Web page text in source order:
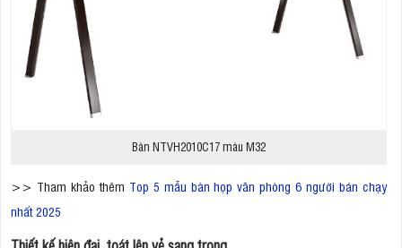
Bàn NTVH2010C17 màu M32
>> Tham khảo thêm Top 5 mẫu bàn họp văn phòng 6 người bán chạy
nhất 2025